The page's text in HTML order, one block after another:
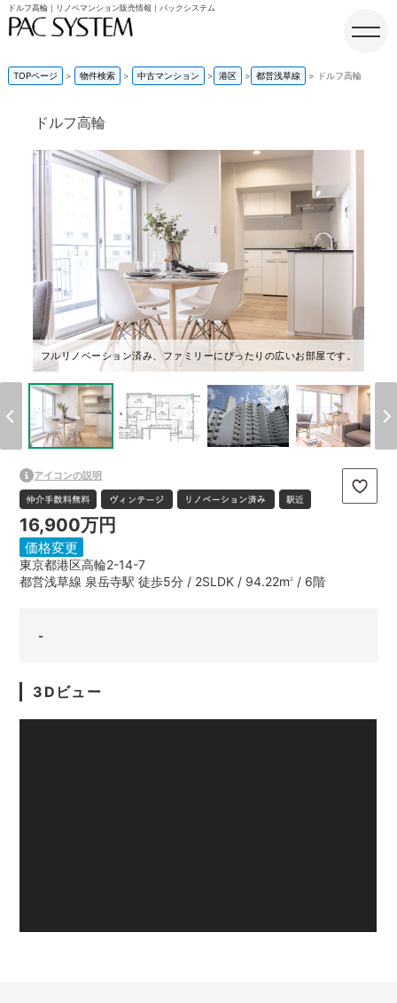
ドルフ高輪｜リノベマンション販売情報｜パックシステム
TOPページ 物件検索 中古マンション 港区 都営浅草線 ドルフ高輪
ドルフ高輪
フルリノベーション済み、ファミリーにぴったりの広いお部屋です。
アイコンの説明
16,900万円
価格変更
東京都港区高輪2-14-7
都営浅草線 泉岳寺駅 徒歩5分 / 2SLDK / 94.22m2 / 6階
-
3Dビュー